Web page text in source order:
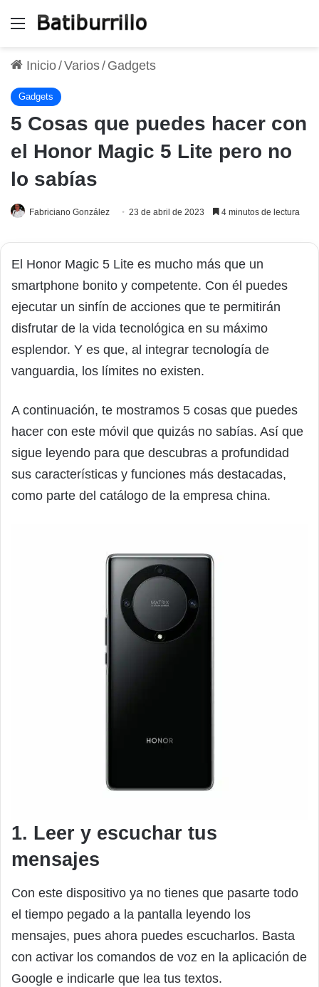
Menú
Inicio/Varios/ Gadgets
Gadgets
5 Cosas que puedes hacer con
el Honor Magic 5 Lite pero no
lo sabías
Fabriciano González 23 de abril de 2023 4 minutos de lectura
El Honor Magic 5 Lite es mucho más que un
smartphone bonito y competente. Con él puedes
ejecutar un sinfín de acciones que te permitirán
disfrutar de la vida tecnológica en su máximo
esplendor. Y es que, al integrar tecnología de
vanguardia, los límites no existen.
A continuación, te mostramos 5 cosas que puedes
hacer con este móvil que quizás no sabías. Así que
sigue leyendo para que descubras a profundidad
sus características y funciones más destacadas,
como parte del catálogo de la empresa china.
1. Leer y escuchar tus
mensajes
Con este dispositivo ya no tienes que pasarte todo
el tiempo pegado a la pantalla leyendo los
mensajes, pues ahora puedes escucharlos. Basta
con activar los comandos de voz en la aplicación de
Google e indicarle que lea tus textos.